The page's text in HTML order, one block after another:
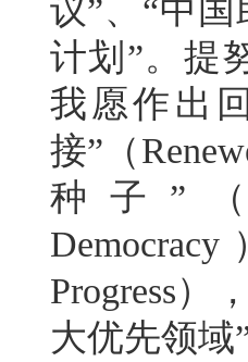
议”、“中
计划”。提
我愿作出
接”（
种子”（
Progress）
大优先领域